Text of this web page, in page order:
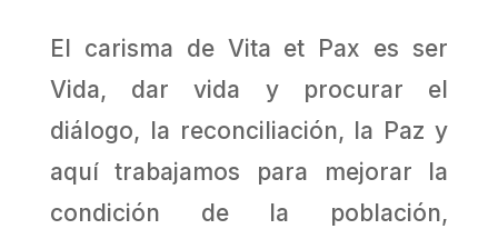
El carisma de Vita et Pax es ser
Vida, dar vida y procurar el
diálogo, la reconcilia­ción, la Paz y
aquí trabajamos para mejorar la
condición de la población,